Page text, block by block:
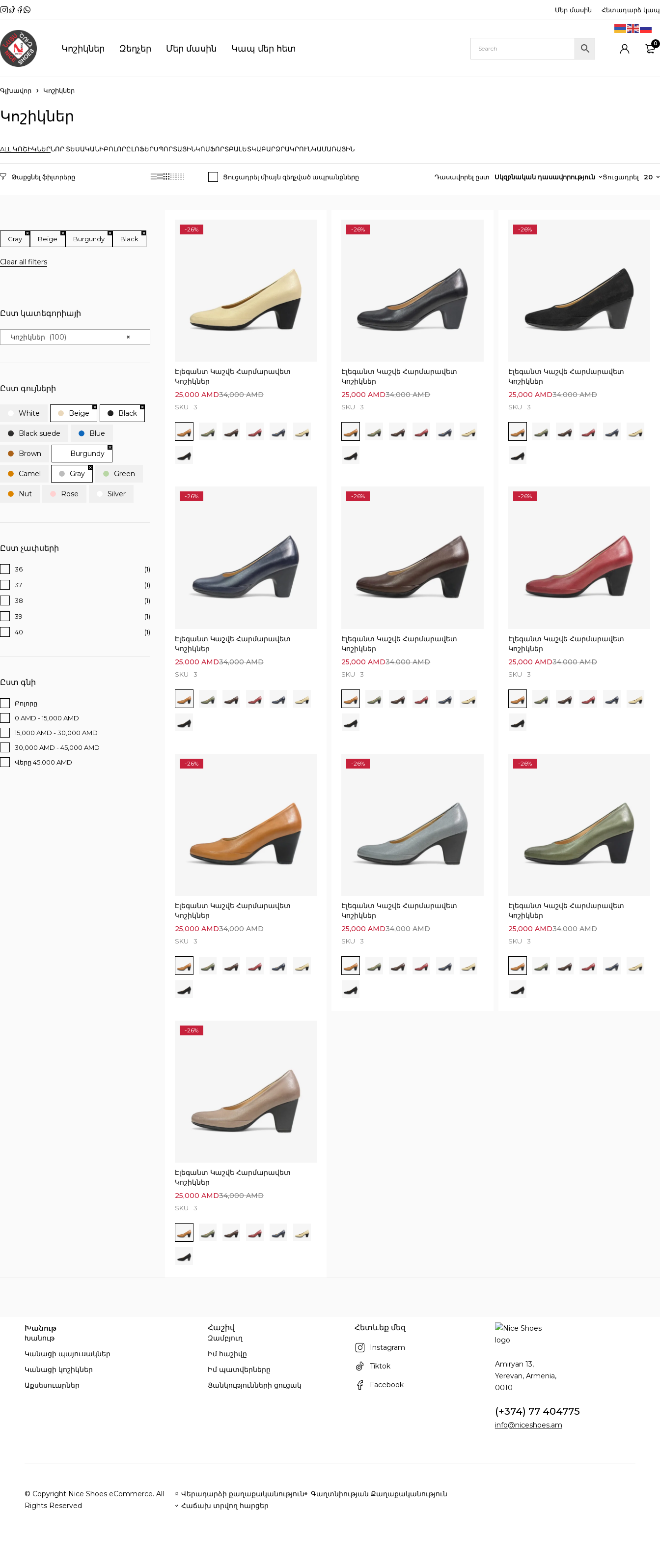
Մեր մասին Հետադարձ կապ
Կոշիկներ Զեղչեր Մեր մասին Կապ մեր հետ 0
Գլխավոր Կոշիկներ
Կոշիկներ
ALL ԿՈՇԻԿՆԵՐՆՈՐ ՏԵՍԱԿԱՆԻԲՈԼՈՐԸԼՈՖԵՐՍՊՈՐՏԱՅԻՆԿՈՄՖՈՐՏԲԱԼԵՏԿԱԲԱՐՁՐԱԿՐՈՒՆԿԱՄԱՌԱՅԻՆ
Ցուցադրել միայն զեղչված ապրանքները Դասավորել ըստ Սկզբնական դասավորություն Ցուցադրել 20
Gray Beige Burgundy Black
Clear all filters
Ըստ կատեգորիայի
×
Կոշիկներ (100)
Ըստ գույների
White Beige Black
Black suede Blue
Brown Burgundy
Camel Gray Green
Nut Rose Silver
Ըստ չափսերի
36
(1)
37
(1)
38
(1)
39
(1)
40
(1)
Ըստ գնի
Բոլորը
0 AMD - 15,000 AMD
15,000 AMD - 30,000 AMD
30,000 AMD - 45,000 AMD
Վերը 45,000 AMD
-26%
Էլեգանտ Կաշվե Հարմարավետ
Կոշիկներ
34,000AMD
25,000 AMD
SKU 3
-26%
Էլեգանտ Կաշվե Հարմարավետ
Կոշիկներ
34,000AMD
25,000AMD
SKU 3
-26%
Էլեգանտ Կաշվե Հարմարավետ
Կոշիկներ
34,000AMD
25,000 AMD
SKU 3
-26%
Էլեգանտ Կաշվե Հարմարավետ
Կոշիկներ
34,000AMD
25,000 AMD
SKU 3
-26%
Էլեգանտ Կաշվե Հարմարավետ
Կոշիկներ
34,000AMD
25,000AMD
SKU 3
-26%
Էլեգանտ Կաշվե Հարմարավետ
Կոշիկներ
34,000AMD
25,000 AMD
SKU 3
-26%
Էլեգանտ Կաշվե Հարմարավետ
Կոշիկներ
34,000AMD
25,000 AMD
SKU 3
-26%
Էլեգանտ Կաշվե Հարմարավետ
Կոշիկներ
34,000AMD
25,000AMD
SKU 3
-26%
Էլեգանտ Կաշվե Հարմարավետ
Կոշիկներ
34,000AMD
25,000 AMD
SKU 3
-26%
Էլեգանտ Կաշվե Հարմարավետ
Կոշիկներ
34,000AMD
25,000 AMD
SKU 3
Խանութ
Խանութ
Կանացի պայուսակներ
Կանացի կոշիկներ
Աքսեսուարներ
Հաշիվ
Զամբյուղ
Իմ հաշիվը
Իմ պատվերները
Ցանկությունների ցուցակ
Հետևեք մեզ
Instagram
Tiktok
Facebook
Amiryan 13,
Yerevan, Armenia,
0010
(+374) 77 404775
info@niceshoes.am
© Copyright Nice Shoes eCommerce. All
Rights Reserved
Վերադարձի քաղաքականություն
Գաղտնիության Քաղաքականություն
Հաճախ տրվող հարցեր